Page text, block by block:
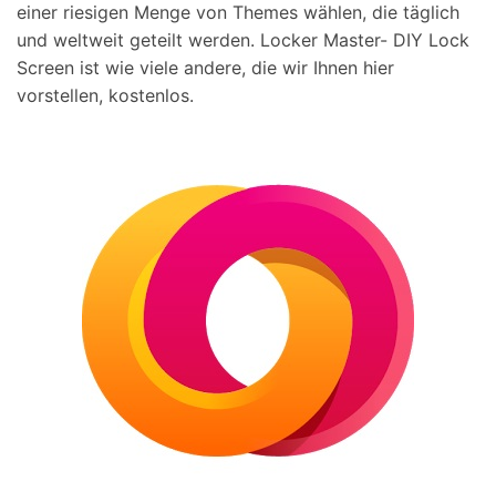
einer riesigen Menge von Themes wählen, die täglich
und weltweit geteilt werden. Locker Master- DIY Lock
Screen ist wie viele andere, die wir Ihnen hier
vorstellen, kostenlos.